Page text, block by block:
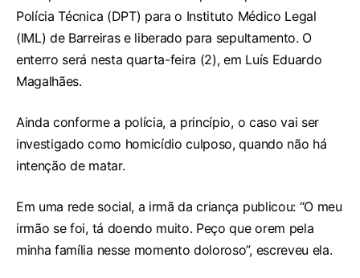
Polícia Técnica (DPT) para o Instituto Médico Legal
(IML) de Barreiras e liberado para sepultamento. O
enterro será nesta quarta-feira (2), em Luís Eduardo
Magalhães.
Ainda conforme a polícia, a princípio, o caso vai ser
investigado como homicídio culposo, quando não há
intenção de matar.
Em uma rede social, a irmã da criança publicou: “O meu
irmão se foi, tá doendo muito. Peço que orem pela
minha família nesse momento doloroso”, escreveu ela.